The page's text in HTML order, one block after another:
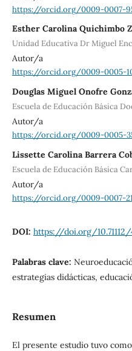
https://orcid.org/0009-0007-
Esther Carolina Quichimbo
Unidad Educativa Dr Miguel
Autor/a
https://orcid.org/0009-0005-
Douglas Miguel Onofre
Escuela de Educación Básica
Autor/a
https://orcid.org/0009-0005-
Lissette Carolina Barrera
Escuela de Educación Básica
Autor/a
https://orcid.org/0009-0007-
DOI: https://doi.org/
Palabras clave:
estrategias didácticas,
Resumen
El presente estudio tuvo